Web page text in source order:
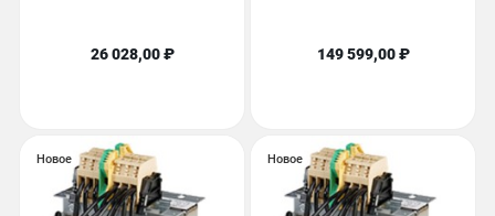
26 028,00 ₽ 149 599,00 ₽
Новое Новое